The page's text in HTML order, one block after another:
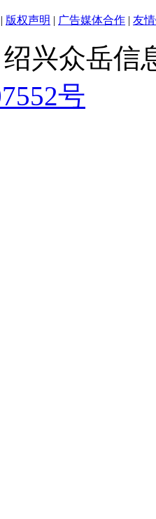
| 版权声明 | 广告媒体合作 | 友
绍兴众岳
号